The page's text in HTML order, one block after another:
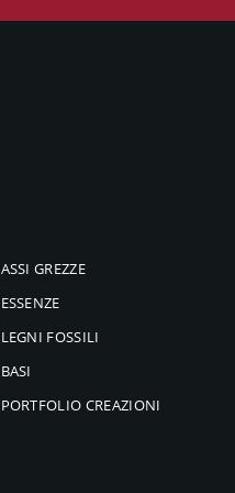
ASSI GREZZE
ESSENZE
LEGNI FOSSILI
BASI
PORTFOLIO CREAZIONI